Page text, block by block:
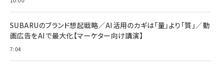
￥880
ママ投資家が育休中に１億貯めた株式投資
￥6,980
全ワイヤレスイヤホン/アクティブノイズキャンセリ
Pro/Air 各種対応 (1.8m ミッドナイトブラック)
￥1,890
SUBARUのブランド想起戦略／AI活用のカギは「量」より「質」／動
画広告をAIで最大化【マーケター向け講演】
7:04